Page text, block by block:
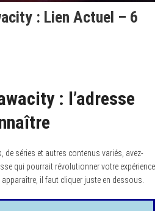
: Lien Actuel – 6
: l’adresse
de séries et autres contenus variés, avez-
qui pourrait révolutionner votre expérience
il faut cliquer juste en dessous.